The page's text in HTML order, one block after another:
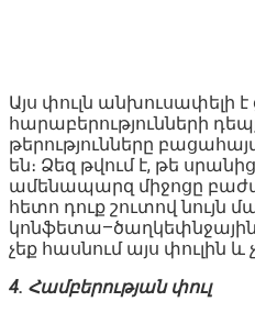
Այս փուլն
հարաբերությունների
թերությունները
են։ Ձեզ թվում է, թե
ամենապարզ միջոցը
հետո դուք շուտով նույն
կոնֆետա–ծաղկեփնջային
չեք հասնում այս փուլին և
4. Համբերության փուլ